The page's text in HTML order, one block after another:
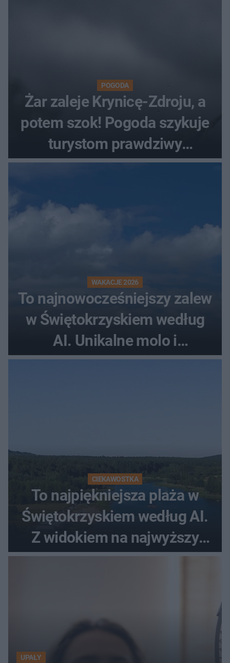
POGODA
Żar zaleje Krynicę-Zdroju, a
potem szok! Pogoda szykuje
turystom prawdziwy
rollercoaster
WAKACJE 2026
To najnowocześniejszy zalew
w Świętokrzyskiem według
AI. Unikalne molo i
promenada
CIEKAWOSTKA
To najpiękniejsza plaża w
Świętokrzyskiem według AI.
Z widokiem na najwyższy
szczyt Gór Świętokrzyskich
UPAŁY